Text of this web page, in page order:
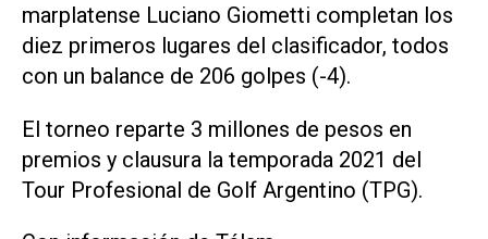
marplatense Luciano Giometti completan los
diez primeros lugares del clasificador, todos
con un balance de 206 golpes (-4).
El torneo reparte 3 millones de pesos en
premios y clausura la temporada 2021 del
Tour Profesional de Golf Argentino (TPG).